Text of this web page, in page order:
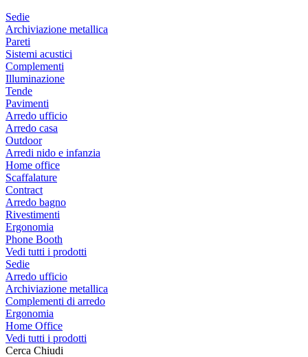
Sedie
Archiviazione metallica
Pareti
Sistemi acustici
Complementi
Illuminazione
Tende
Pavimenti
Arredo ufficio
Arredo casa
Outdoor
Arredi nido e infanzia
Home office
Scaffalature
Contract
Arredo bagno
Rivestimenti
Ergonomia
Phone Booth
Vedi tutti i prodotti
Sedie
Arredo ufficio
Archiviazione metallica
Complementi di arredo
Ergonomia
Home Office
Vedi tutti i prodotti
Cerca Chiudi